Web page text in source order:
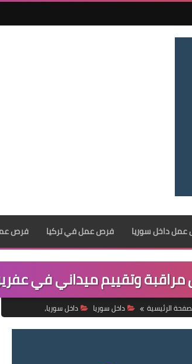
داخل سوريا فرص عمل في تركيا فرص
وتقييم ميداني في
الرئيسية داخل سوريا داخل سوريا،